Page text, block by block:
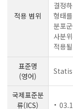
적용 범위
결정
형태
분포
사분
적용
표준명
(영어)
국제표준분
류(ICS)